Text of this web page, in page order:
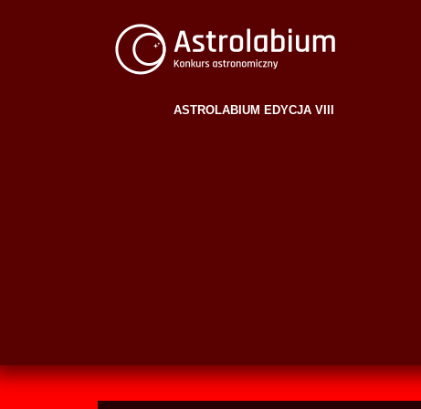
ASTROLABIUM EDYCJA VIII